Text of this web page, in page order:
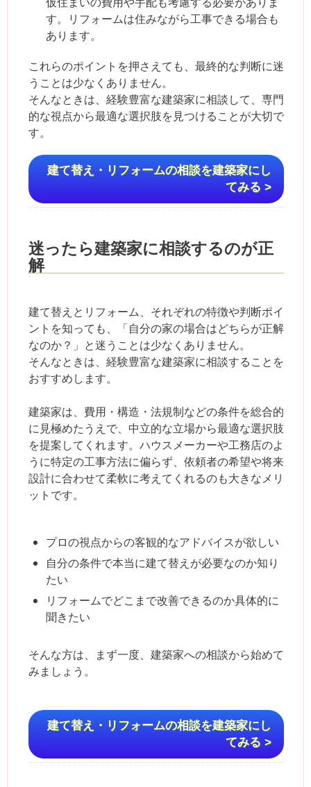
す。リフォームは住みながら工事できる場合も
あります。
これらのポイントを押さえても、最終的な判断に迷
うことは少なくありません。
そんなときは、経験豊富な建築家に相談して、専門
的な視点から最適な選択肢を見つけることが大切で
す。
建て替え・リフォームの相談を建築家にし
てみる >
迷ったら建築家に相談するのが正
解
建て替えとリフォーム、それぞれの特徴や判断ポイ
ントを知っても、「自分の家の場合はどちらが正解
なのか？」と迷うことは少なくありません。
そんなときは、経験豊富な建築家に相談することを
おすすめします。
建築家は、費用・構造・法規制などの条件を総合的
に見極めたうえで、中立的な立場から最適な選択肢
を提案してくれます。ハウスメーカーや工務店のよ
うに特定の工事方法に偏らず、依頼者の希望や将来
設計に合わせて柔軟に考えてくれるのも大きなメリ
ットです。
プロの視点からの客観的なアドバイスが欲しい
自分の条件で本当に建て替えが必要なのか知り
たい
リフォームでどこまで改善できるのか具体的に
聞きたい
そんな方は、まず一度、建築家への相談から始めて
みましょう。
建て替え・リフォームの相談を建築家にし
てみる >